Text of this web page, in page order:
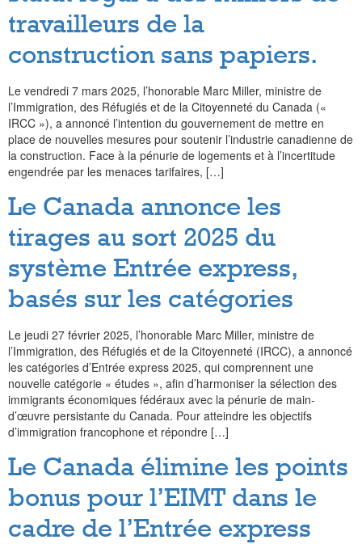
travailleurs de la
construction sans papiers.
Le vendredi 7 mars 2025, l’honorable Marc Miller, ministre de
l’Immigration, des Réfugiés et de la Citoyenneté du Canada («
IRCC »), a annoncé l’intention du gouvernement de mettre en
place de nouvelles mesures pour soutenir l’industrie canadienne de
la construction. Face à la pénurie de logements et à l’incertitude
engendrée par les menaces tarifaires, […]
Le Canada annonce les
tirages au sort 2025 du
système Entrée express,
basés sur les catégories
Le jeudi 27 février 2025, l’honorable Marc Miller, ministre de
l’Immigration, des Réfugiés et de la Citoyenneté (IRCC), a annoncé
les catégories d’Entrée express 2025, qui comprennent une
nouvelle catégorie « études », afin d’harmoniser la sélection des
immigrants économiques fédéraux avec la pénurie de main-
d’œuvre persistante du Canada. Pour atteindre les objectifs
d’immigration francophone et répondre […]
Le Canada élimine les points
bonus pour l’EIMT dans le
cadre de l’Entrée express